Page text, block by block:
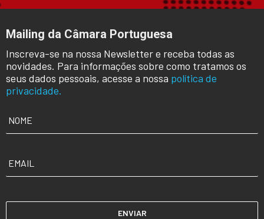
Mailing da Câmara Portuguesa
Inscreva-se na nossa Newsletter e receba todas as
novidades. Para informações sobre como tratamos os
seus dados pessoais, acesse a nossa política de
privacidade.